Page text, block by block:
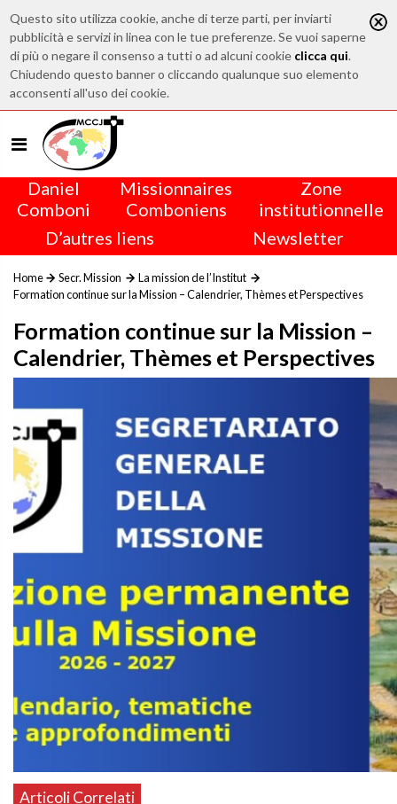
Questo sito utilizza cookie, anche di terze parti, per inviarti
pubblicità e servizi in linea con le tue preferenze. Se vuoi saperne
di più o negare il consenso a tutti o ad alcuni cookie clicca qui.
Chiudendo questo banner o cliccando qualunque suo elemento
acconsenti all'uso dei cookie.
Daniel
Comboni
Missionnaires
Comboniens
Zone
institutionnelle
D’autres liens
Newsletter
Home Secr. Mission
La mission de l’Institut
Formation continue sur la Mission – Calendrier, Thèmes et Perspectives
Formation continue sur la Mission –
Calendrier, Thèmes et Perspectives
Articoli Correlati